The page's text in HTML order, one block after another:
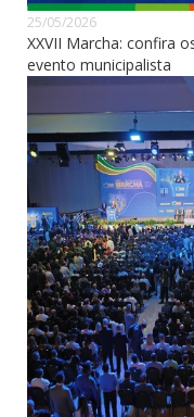
25/05/2026
XXVII Marcha: confira
evento municipalista